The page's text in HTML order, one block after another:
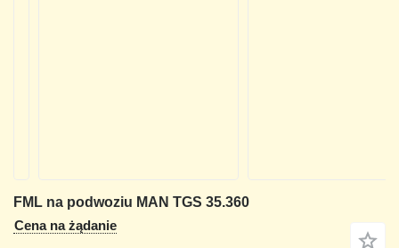
FML na podwoziu MAN TGS 35.360
Cena na żądanie